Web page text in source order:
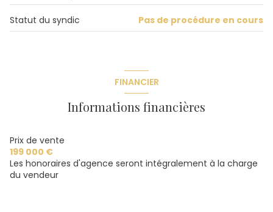
balcon
quartier Belvedere, TALANT
Statut du syndic Pas de procédure en cours
FINANCIER
Informations financières
Prix de vente
199 000 €
Les honoraires d'agence seront intégralement à la charge
du vendeur